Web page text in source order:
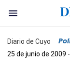
Diario de Cuyo
25 de junio de 2009